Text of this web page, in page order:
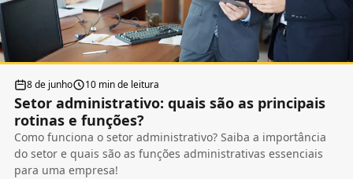
8 de junho 10 min de leitura
Setor administrativo: quais são as principais
rotinas e funções?
Como funciona o setor administrativo? Saiba a importância
do setor e quais são as funções administrativas essenciais
para uma empresa!